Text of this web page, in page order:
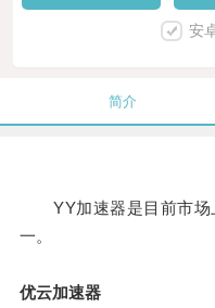
安
简介
YY加速器是目前市场
一。
优云加速器